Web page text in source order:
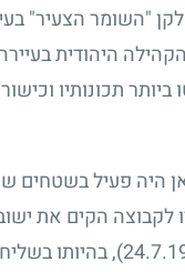
"השומר הצעיר"
היהודית
תכונותיו
פעיל בשטחים
לקבוצה הקים את
, בהיותו